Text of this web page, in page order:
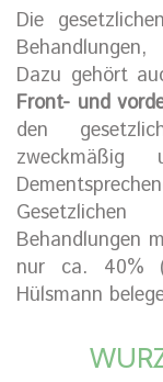
Die
Dazu gehört
Front- und
den
Behandlungen
nur ca. 40%
Hülsmann